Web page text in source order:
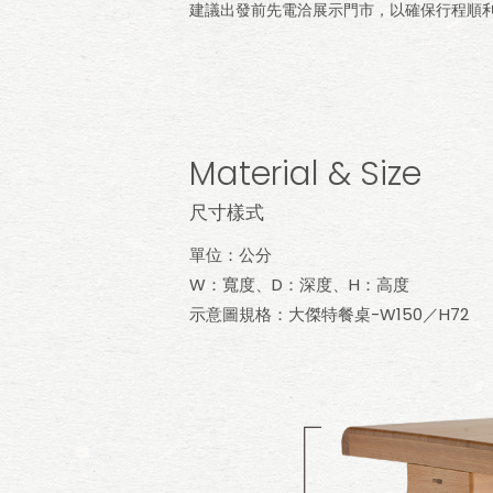
建議出發前先電洽展示門市，以確保行程順
Material & Size
尺寸樣式
單位：公分
W：寬度、D：深度、H：高度
示意圖規格：大傑特餐桌-W150／H72